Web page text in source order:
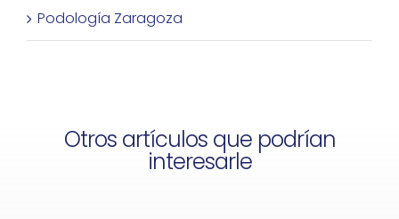
Podología Zaragoza
Otros artículos que podrían
interesarle